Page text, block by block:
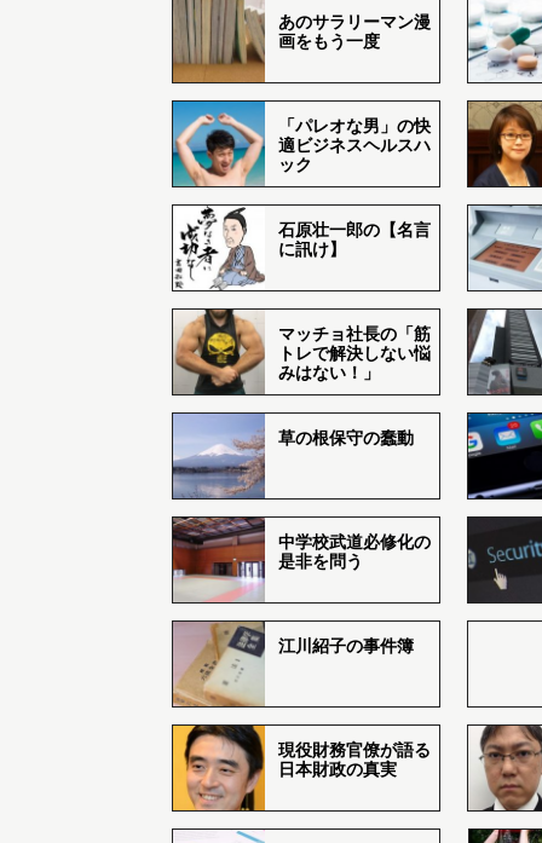
あのサラリーマン漫
画をもう一度
「パレオな男」の快
適ビジネスヘルスハ
ック
石原壮一郎の【名言
に訊け】
マッチョ社長の「筋
トレで解決しない悩
みはない！」
草の根保守の蠢動
中学校武道必修化の
是非を問う
江川紹子の事件簿
現役財務官僚が語る
日本財政の真実